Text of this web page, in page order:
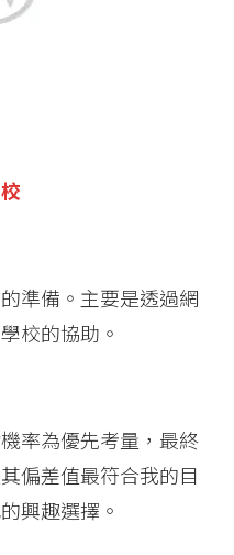
準備。主要是透過網
校的協助。
率為優先考量，最終
偏差值最符合我的目
興趣選擇。